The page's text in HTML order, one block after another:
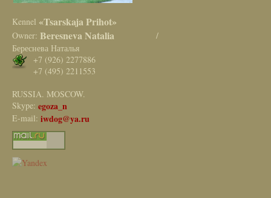
Kennel «Tsarskaja Prihot»
Owner: Beresneva Natalia /
Береснева Наталья
+7 (926) 2277886
+7 (495) 2211553
RUSSIA. MOSCOW.
Skype: egoza_n
E-mail: iwdog@ya.ru